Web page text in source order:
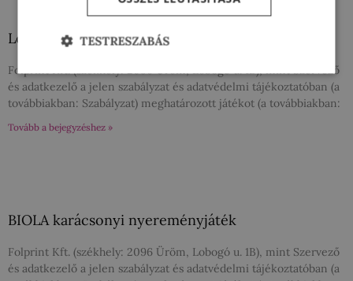
LegeldLe Nyereményjáték
Folprint Kft. (székhely: 2096 Üröm, Lobogó u. 1B), mint Szervező
és adatkezelő a jelen szabályzat és adatvédelmi tájékoztatóban (a
továbbiakban: Szabályzat) meghatározott játékot (a továbbiakban:
Tovább a bejegyzéshez »
BIOLA karácsonyi nyereményjáték
Folprint Kft. (székhely: 2096 Üröm, Lobogó u. 1B), mint Szervező
és adatkezelő a jelen szabályzat és adatvédelmi tájékoztatóban (a
TESTRESZABÁS